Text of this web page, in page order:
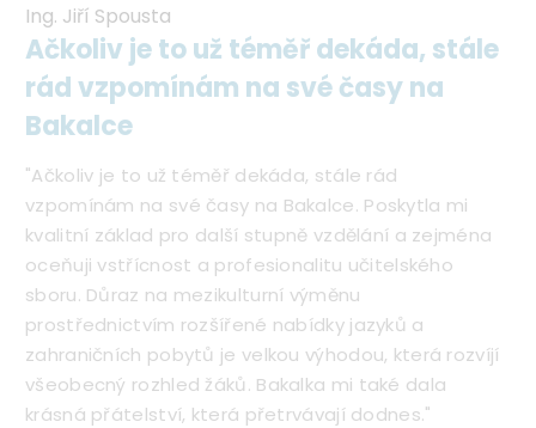
Ing. Jiří Spousta
Ačkoliv je to už téměř dekáda, stále
rád vzpomínám na své časy na
Bakalce
"Ačkoliv je to už téměř dekáda, stále rád
vzpomínám na své časy na Bakalce. Poskytla mi
kvalitní základ pro další stupně vzdělání a zejména
oceňuji vstřícnost a profesionalitu učitelského
sboru. Důraz na mezikulturní výměnu
prostřednictvím rozšířené nabídky jazyků a
zahraničních pobytů je velkou výhodou, která rozvíjí
všeobecný rozhled žáků. Bakalka mi také dala
krásná přátelství, která přetrvávají dodnes."